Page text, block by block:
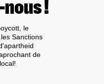
nous !
le
Sanctions
de